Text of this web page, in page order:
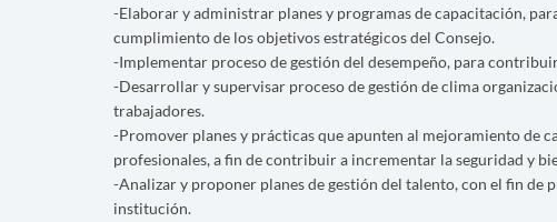
-Elaborar y administrar planes y programas de capacitación,
cumplimiento de los objetivos estratégicos del Consejo.
-Implementar proceso de gestión del desempeño, para
-Desarrollar y supervisar proceso de gestión de clima
trabajadores.
-Promover planes y prácticas que apunten al mejoramiento de
profesionales, a fin de contribuir a incrementar la seguridad y
-Analizar y proponer planes de gestión del talento, con el fin
institución.